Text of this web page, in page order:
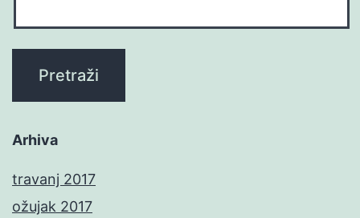
Arhiva
travanj 2017
ožujak 2017